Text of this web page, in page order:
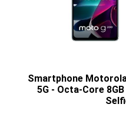
Smartphone
5G - Octa-Core